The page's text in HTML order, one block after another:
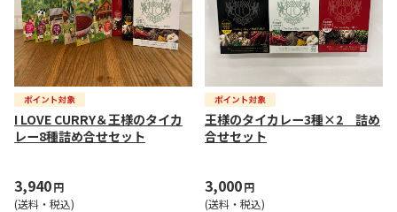
I LOVE CURRY＆王様のタイカ
レー8種詰め合せセット
3,940円
(送料・税込)
王様のタイカレー3種×2 詰め
合せセット
3,000円
(送料・税込)